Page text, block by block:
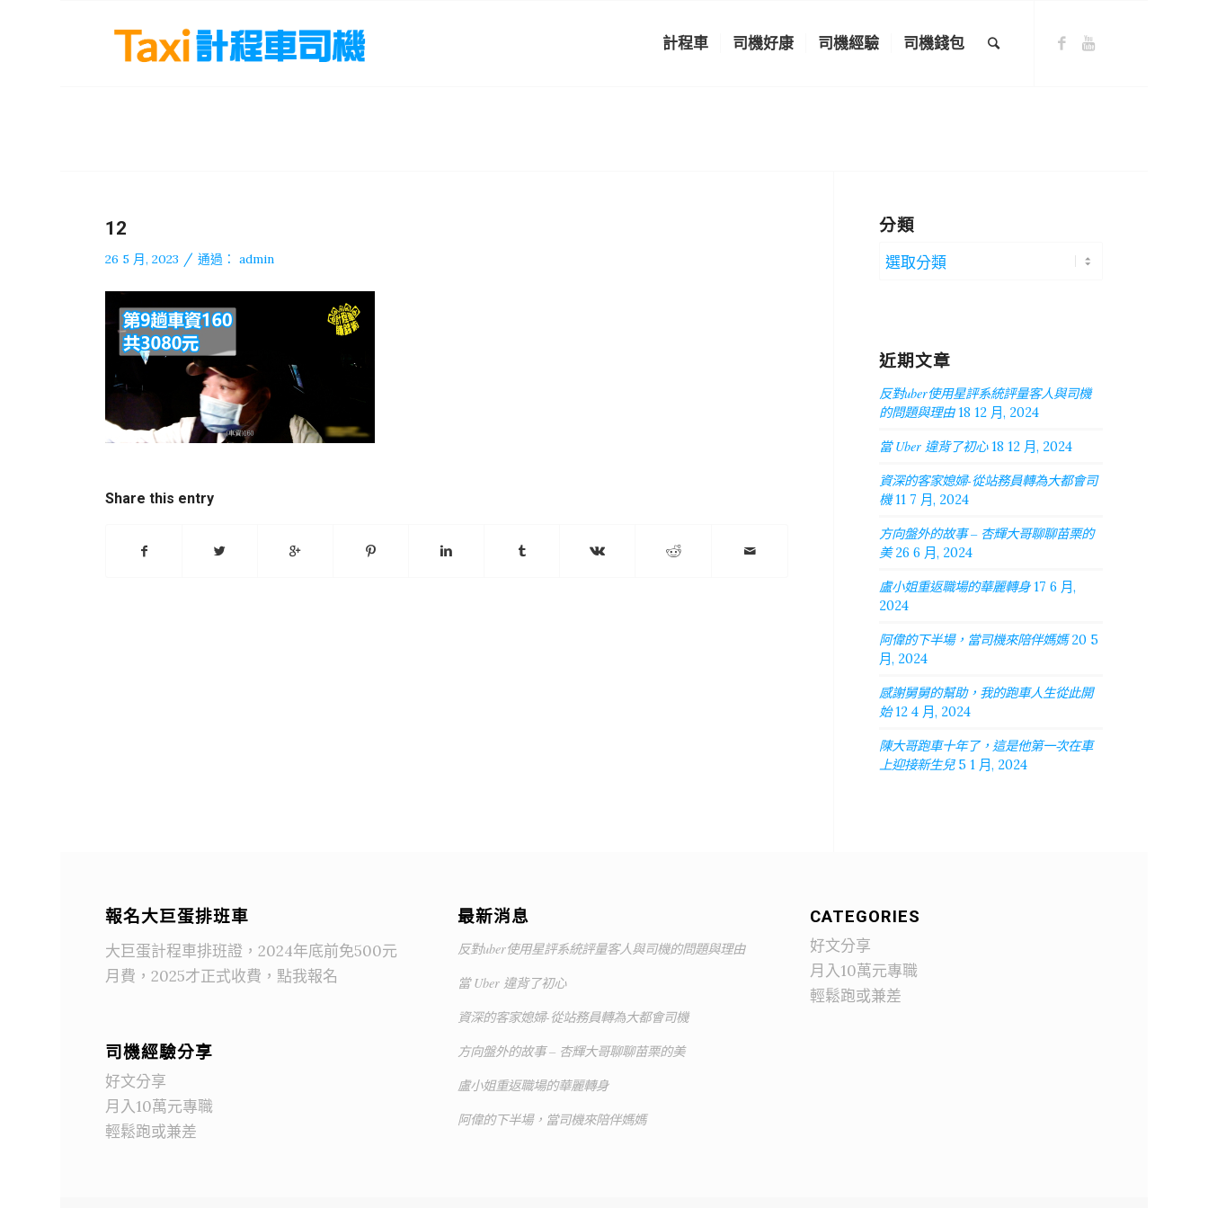
計程車 司機好康 司機經驗 司機錢包
12
26 5 月, 2023 / 通過：admin
Share this entry
分類
分
近期文章
反對uber使用星評系統評量客人與司機
的問題與理由 18 12 月, 2024
當 Uber 違背了初心 18 12 月, 2024
資深的客家媳婦-從站務員轉為大都會司
機 11 7 月, 2024
方向盤外的故事 – 杏輝大哥聊聊苗栗的
美 26 6 月, 2024
盧小姐重返職場的華麗轉身 17 6 月,
2024
阿偉的下半場，當司機來陪伴媽媽 20 5
月, 2024
感謝舅舅的幫助，我的跑車人生從此開
始 12 4 月, 2024
陳大哥跑車十年了，這是他第一次在車
上迎接新生兒 5 1 月, 2024
報名大巨蛋排班車
大巨蛋計程車排班證，2024年底前免500元
月費，2025才正式收費，點我報名
司機經驗分享
好文分享
月入10萬元專職
輕鬆跑或兼差
最新消息
反對uber使用星評系統評量客人與司機的問題與理由
當 Uber 違背了初心
資深的客家媳婦-從站務員轉為大都會司機
方向盤外的故事 – 杏輝大哥聊聊苗栗的美
盧小姐重返職場的華麗轉身
阿偉的下半場，當司機來陪伴媽媽
CATEGORIES
好文分享
月入10萬元專職
輕鬆跑或兼差